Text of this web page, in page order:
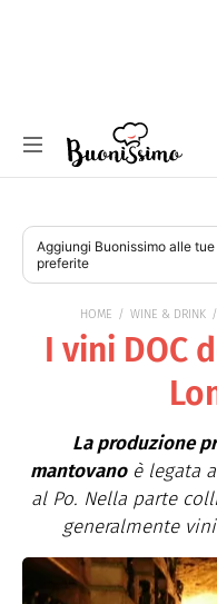
Aggiungi Buonissimo alle
preferite
HOME WINE & DRINK
I vini DOC
La produzione
mantovanoè legata
al Po. Nella parte
generalmente